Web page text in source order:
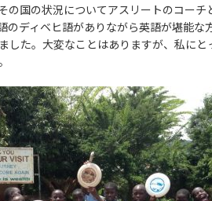
国の状況についてアスリートのコーチ
のディベヒ語がありながら英語が堪能な
した。大変なことはありますが、私に